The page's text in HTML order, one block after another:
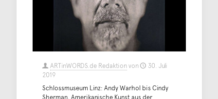
ARTinWORDS.de Redaktionvon
30. Juli
2019
Schlossmuseum Linz: Andy Warhol bis Cindy
Sherman. Amerikanische Kunst aus der